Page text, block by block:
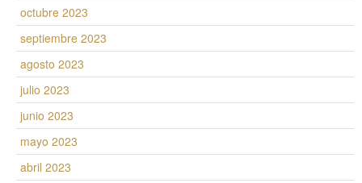
octubre 2023
septiembre 2023
agosto 2023
julio 2023
junio 2023
mayo 2023
abril 2023